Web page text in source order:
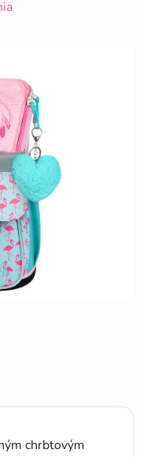
chrbtovým